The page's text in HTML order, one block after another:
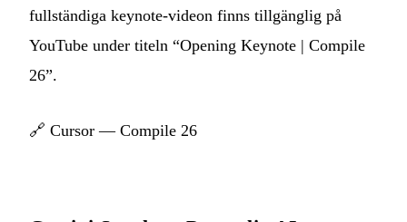
fullständiga keynote-videon finns tillgänglig på
YouTube under titeln “Opening Keynote | Compile
26”.
🔗 Cursor — Compile 26